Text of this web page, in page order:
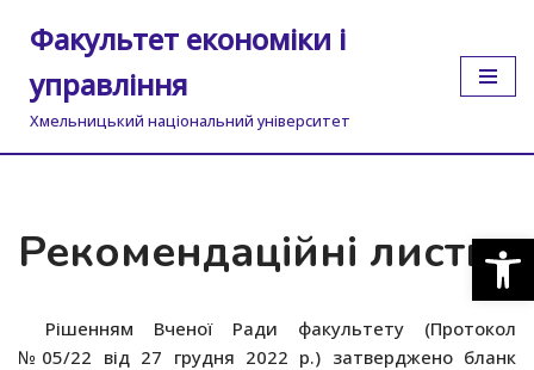
Перейти
до
вмісту
Факультет економіки і
управління
Хмельницький національний університет
Рекомендаційні листи
Рішенням Вченої Ради факультету (Протокол
№05/22 від 27 грудня 2022 р.) затверджено бланк